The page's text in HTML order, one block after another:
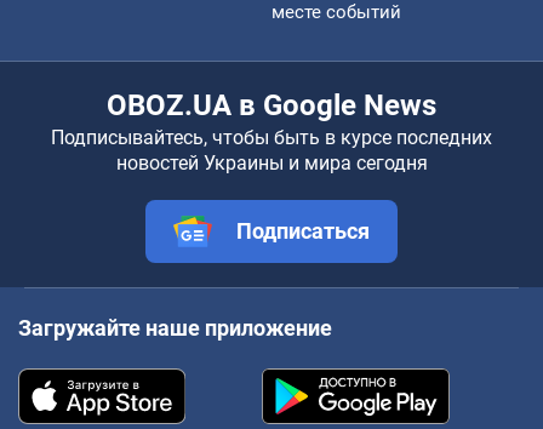
месте событий
OBOZ.UA в Google News
Подписывайтесь, чтобы быть в курсе последних
новостей Украины и мира сегодня
Подписаться
Загружайте наше приложение